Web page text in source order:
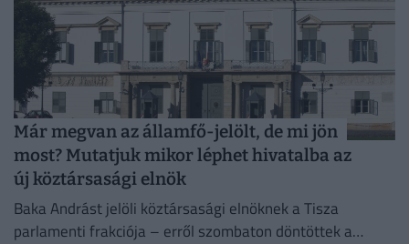
Már megvan az államfő-jelölt, de mi jön
most? Mutatjuk mikor léphet hivatalba az
új köztársasági elnök
Baka Andrást jelöli köztársasági elnöknek a Tisza
parlamenti frakciója – erről szombaton döntöttek a